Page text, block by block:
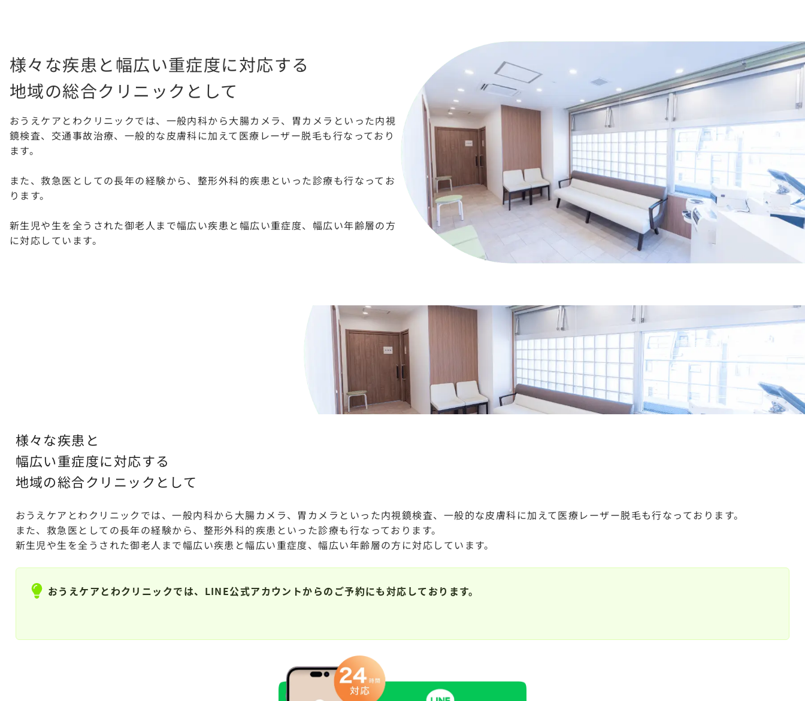
様々な疾患と幅広い重症度に対応する
地域の総合クリニックとして
おうえケアとわクリニックでは、一般内科から大腸カメラ、胃カメラといった内視
鏡検査、交通事故治療、一般的な皮膚科に加えて医療レーザー脱毛も行なっており
ます。
また、救急医としての長年の経験から、整形外科的疾患といった診療も行なってお
ります。
新生児や生を全うされた御老人まで幅広い疾患と幅広い重症度、幅広い年齢層の方
に対応しています。
様々な疾患と
幅広い重症度に対応する
地域の総合クリニックとして
おうえケアとわクリニックでは、一般内科から大腸カメラ、胃カメラといった内視鏡検査、一般的な皮膚科に加えて医療レーザー脱毛も行なっております。
また、救急医としての長年の経験から、整形外科的疾患といった診療も行なっております。
新生児や生を全うされた御老人まで幅広い疾患と幅広い重症度、幅広い年齢層の方に対応しています。
おうえケアとわクリニックでは、LINE公式アカウントからのご予約にも対応しております。